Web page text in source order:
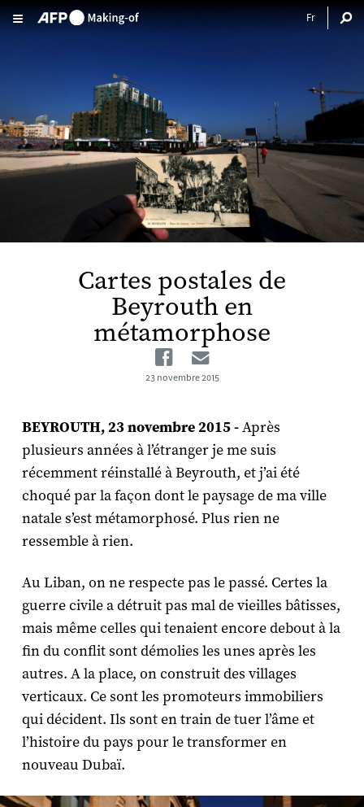
Aller au contenu principal
Cartes postales de
Beyrouth en
métamorphose
Facebook
23 novembre 2015
BEYROUTH, 23 novembre 2015 -Après
plusieurs années à l’étranger je me suis
récemment réinstallé à Beyrouth, et j’ai été
choqué par la façon dont le paysage de ma ville
natale s’est métamorphosé. Plus rien ne
ressemble à rien.
Au Liban, on ne respecte pas le passé. Certes la
guerre civile a détruit pas mal de vieilles bâtisses,
mais même celles qui tenaient encore debout à la
fin du conflit sont démolies les unes après les
autres. A la place, on construit des villages
verticaux. Ce sont les promoteurs immobiliers
qui décident. Ils sont en train de tuer l’âme et
l’histoire du pays pour le transformer en
nouveau Dubaï.